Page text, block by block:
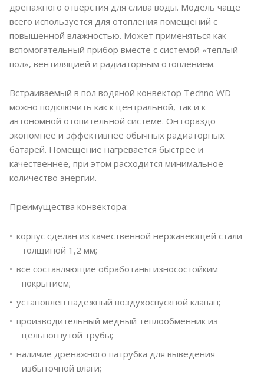
дренажного отверстия для слива воды. Модель чаще
всего используется для отопления помещений с
повышенной влажностью. Может применяться как
вспомогательный прибор вместе с системой «теплый
пол», вентиляцией и радиаторным отоплением.
Встраиваемый в пол водяной конвектор Techno WD
можно подключить как к центральной, так и к
автономной отопительной системе. Он гораздо
экономнее и эффективнее обычных радиаторных
батарей. Помещение нагревается быстрее и
качественнее, при этом расходится минимальное
количество энергии.
Преимущества конвектора:
корпус сделан из качественной нержавеющей стали
толщиной 1,2 мм;
все составляющие обработаны износостойким
покрытием;
установлен надежный воздухоспускной клапан;
производительный медный теплообменник из
цельногнутой трубы;
наличие дренажного патрубка для выведения
избыточной влаги;